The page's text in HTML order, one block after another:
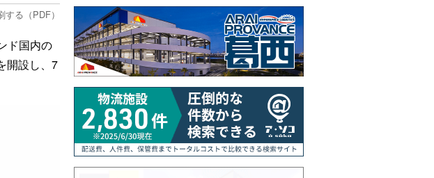
る（PDF）
ド国内の
開設し、7